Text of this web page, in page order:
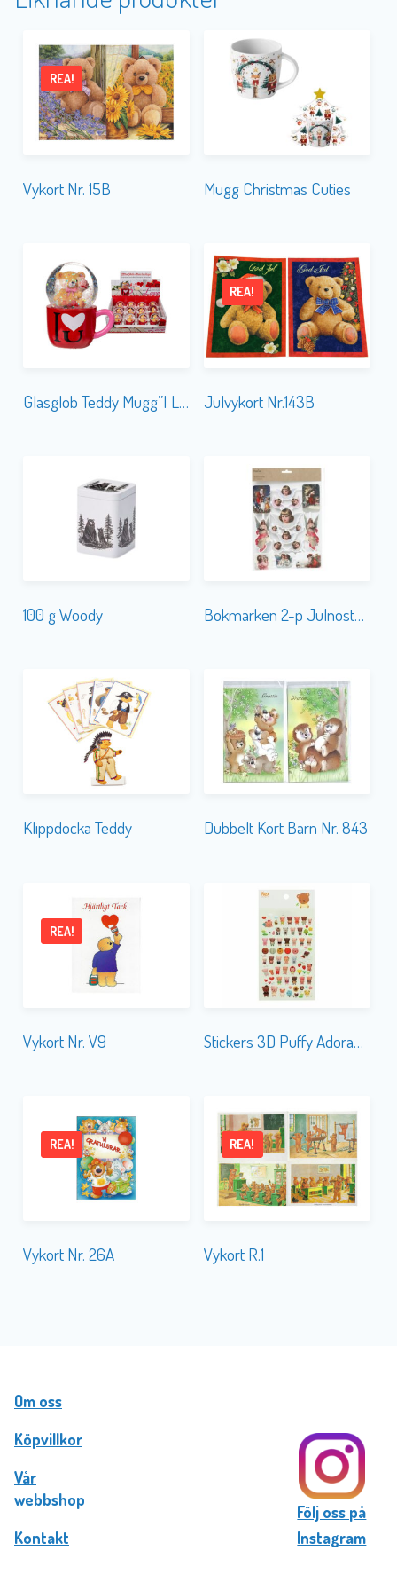
Vykort Nr. 15B
REA!
Mugg Christmas Cuties
Glasglob Teddy Mugg”I Love U” Julvykort Nr.143B
REA!
100 g Woody Bokmärken 2-p Julnostalgi
Klippdocka Teddy Dubbelt Kort Barn Nr. 843
Vykort Nr. V9
REA!
Stickers 3D Puffy Adorable Bears
Vykort Nr. 26A
REA!
Vykort R.1
REA!
Om oss
Köpvillkor
Vår
webbshop
Kontakt
Följ oss på
Instagram